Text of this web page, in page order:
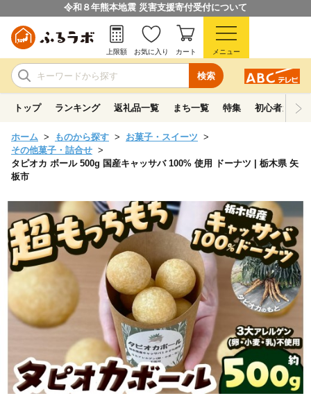
令和８年熊本地震 災害支援寄付受付について
検索
上限額 お気に入り カート メニュー
トップ ランキング 返礼品一覧 まち一覧 特集 初心者ガイド
ホーム ものから探す
お菓子・スイーツ
その他菓子・詰合せ
タピオカ ボール 500g 国産キャッサバ 100% 使用 ドーナツ | 栃木県 矢
板市